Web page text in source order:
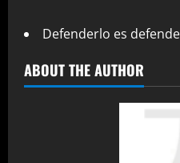
Defenderlo es
ABOUT THE AUTHOR